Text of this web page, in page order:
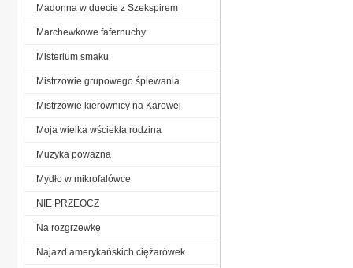
Madonna w duecie z Szekspirem
Marchewkowe fafernuchy
Misterium smaku
Mistrzowie grupowego śpiewania
Mistrzowie kierownicy na Karowej
Moja wielka wściekła rodzina
Muzyka poważna
Mydło w mikrofalówce
NIE PRZEOCZ
Na rozgrzewkę
Najazd amerykańskich ciężarówek